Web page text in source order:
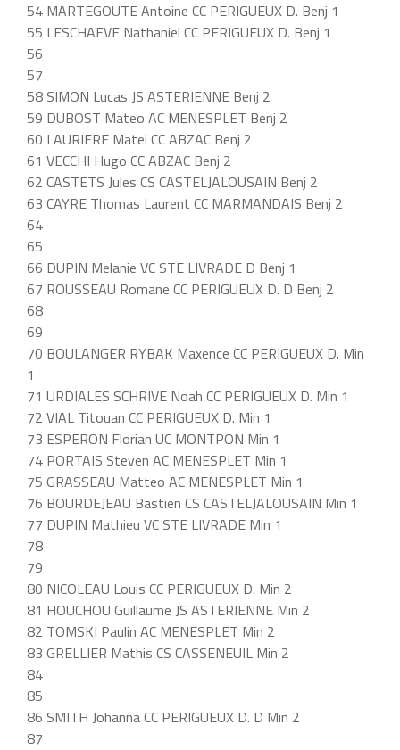
54 MARTEGOUTE Antoine CC PERIGUEUX D. Benj 1
55 LESCHAEVE Nathaniel CC PERIGUEUX D. Benj 1
56
57
58 SIMON Lucas JS ASTERIENNE Benj 2
59 DUBOST Mateo AC MENESPLET Benj 2
60 LAURIERE Matei CC ABZAC Benj 2
61 VECCHI Hugo CC ABZAC Benj 2
62 CASTETS Jules CS CASTELJALOUSAIN Benj 2
63 CAYRE Thomas Laurent CC MARMANDAIS Benj 2
64
65
66 DUPIN Melanie VC STE LIVRADE D Benj 1
67 ROUSSEAU Romane CC PERIGUEUX D. D Benj 2
68
69
70 BOULANGER RYBAK Maxence CC PERIGUEUX D. Min
1
71 URDIALES SCHRIVE Noah CC PERIGUEUX D. Min 1
72 VIAL Titouan CC PERIGUEUX D. Min 1
73 ESPERON Florian UC MONTPON Min 1
74 PORTAIS Steven AC MENESPLET Min 1
75 GRASSEAU Matteo AC MENESPLET Min 1
76 BOURDEJEAU Bastien CS CASTELJALOUSAIN Min 1
77 DUPIN Mathieu VC STE LIVRADE Min 1
78
79
80 NICOLEAU Louis CC PERIGUEUX D. Min 2
81 HOUCHOU Guillaume JS ASTERIENNE Min 2
82 TOMSKI Paulin AC MENESPLET Min 2
83 GRELLIER Mathis CS CASSENEUIL Min 2
84
85
86 SMITH Johanna CC PERIGUEUX D. D Min 2
87